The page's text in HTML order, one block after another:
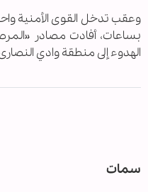
وعقب تدخل القوى الأمنية
بساعات، أفادت مصادر
الهدوء إلى منطقة وادي
سمات